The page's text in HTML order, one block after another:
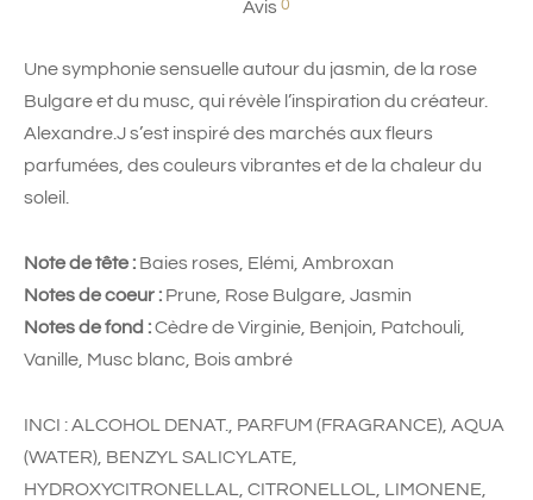
Avis 0
Une symphonie sensuelle autour du jasmin, de la rose
Bulgare et du musc, qui révèle l’inspiration du créateur.
Alexandre.J s’est inspiré des marchés aux fleurs
parfumées, des couleurs vibrantes et de la chaleur du
soleil.
Note de tête : Baies roses, Elémi, Ambroxan
Notes de coeur : Prune, Rose Bulgare, Jasmin
Notes de fond :Cèdre de Virginie, Benjoin, Patchouli,
Vanille, Musc blanc, Bois ambré
INCI : ALCOHOL DENAT., PARFUM (FRAGRANCE), AQUA
(WATER), BENZYL SALICYLATE,
HYDROXYCITRONELLAL, CITRONELLOL, LIMONENE,